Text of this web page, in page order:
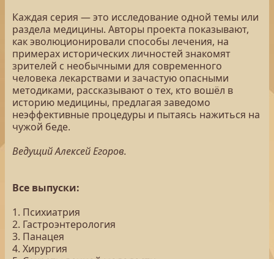
Каждая серия — это исследование одной темы или
раздела медицины. Авторы проекта показывают,
как эволюционировали способы лечения, на
примерах исторических личностей знакомят
зрителей с необычными для современного
человека лекарствами и зачастую опасными
методиками, рассказывают о тех, кто вошёл в
историю медицины, предлагая заведомо
неэффективные процедуры и пытаясь нажиться на
чужой беде.
Ведущий Алексей Егоров.
Все выпуски:
1. Психиатрия
2. Гастроэнтерология
3. Панацея
4. Хирургия